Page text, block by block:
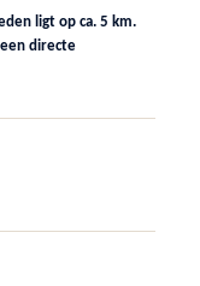
ligt op ca. 5 km.
directe
voorgevel van de